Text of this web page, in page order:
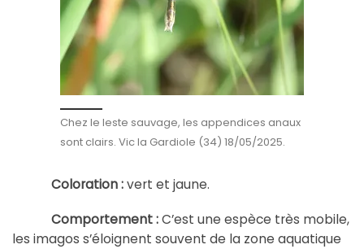
Chez le leste sauvage, les appendices anaux
sont clairs. Vic la Gardiole (34) 18/05/2025.
Coloration :vert et jaune.
Comportement :C’est une espèce très mobile,
les imagos s’éloignent souvent de la zone aquatique